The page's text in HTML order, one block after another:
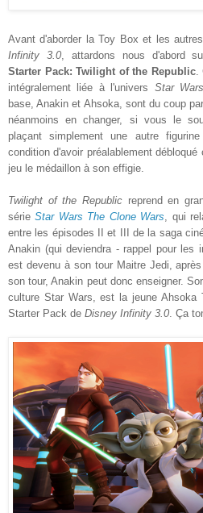
Avant d'aborder la Toy Box et les
Infinity 3.0, attardons nous d'abord
Starter Pack: Twilight of the Republic.
intégralement liée à l'univers Star Wars
base, Anakin et Ahsoka, sont du coup
néanmoins en changer, si vous le
plaçant simplement une autre figurine
condition d'avoir préalablement
jeu le médaillon à son effigie.
Twilight of the Republicreprend en
sérieStar Wars The Clone Wars, qui
entre les épisodes II et III de la saga
Anakin (qui deviendra - rappel pour les
est devenu à son tour Maitre Jedi,
son tour, Anakin peut donc enseigner.
culture Star Wars, est la jeune Ahsoka
Starter Pack de Disney Infinity 3.0. Ça